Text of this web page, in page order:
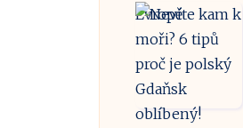
dřevěným
molem
v
Evropě
Nevíte
kam
k
moři?
6